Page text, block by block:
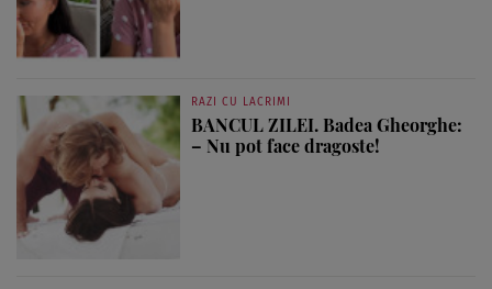
RAZI CU LACRIMI
BANCUL ZILEI. Badea Gheorghe:
– Nu pot face dragoste!